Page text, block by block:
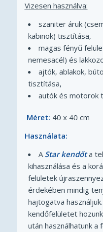
Vizesen használva:
szaniter áruk
kabinok) tisztítása,
magas fényű
nemesacél) és
ajtók, ablakok,
tisztítása,
autók és motorok
Méret: 40 x 40 cm
Használata:
A Star kendőta
kihasználása és a
felületek
érdekében mindig
hajtogatva
kendőfelületet
után használhatunk